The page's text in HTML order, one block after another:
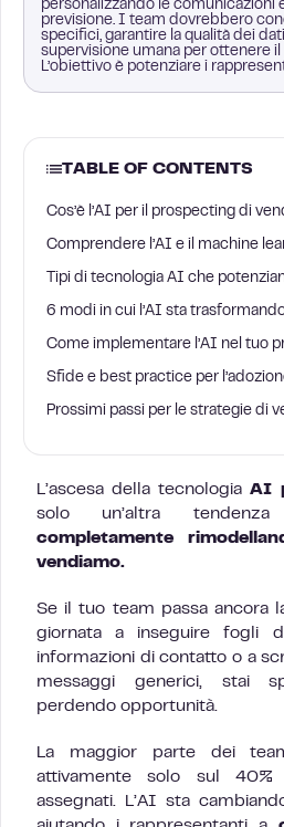
personalizzando le comunicazioni
previsione. I team dovrebbero
specifici, garantire la qualità dei
supervisione umana per ottenere il
L’obiettivo è potenziare i
TABLE OF CONTENTS
Cos’è l’AI per il prospecting di
Comprendere l’AI e il machine
Tipi di tecnologia AI che
6 modi in cui l’AI sta
Come implementare l’AI nel tuo
Sfide e best practice per
Prossimi passi per le strategie di
L’ascesa della tecnologiaAI
solo un’altra
completamente
vendiamo.
Se il tuo team passa ancora
giornata a inseguire fogli
informazioni di contatto o a
messaggi generici, stai
perdendo opportunità.
La maggior parte dei
attivamente solo sul
assegnati. L’AI sta